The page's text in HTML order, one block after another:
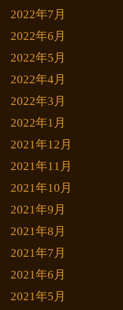
2022年7月
2022年6月
2022年5月
2022年4月
2022年3月
2022年1月
2021年12月
2021年11月
2021年10月
2021年9月
2021年8月
2021年7月
2021年6月
2021年5月